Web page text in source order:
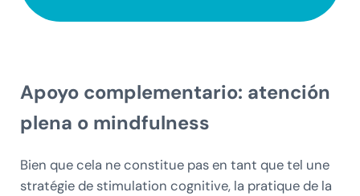
Apoyo complementario: atención
plena o mindfulness
Bien que cela ne constitue pas en tant que tel une
stratégie de stimulation cognitive, la pratique de la